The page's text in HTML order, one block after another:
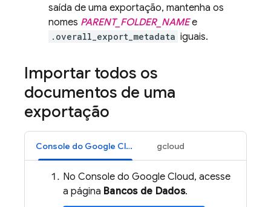
saída de uma exportação, mantenha os
nomes PARENT_FOLDER_NAMEe
.overall_export_metadata iguais.
Importar todos os
documentos de uma
exportação
Console do Google Cloud gcloud
No Console do Google Cloud, acesse
a página Bancos de Dados.